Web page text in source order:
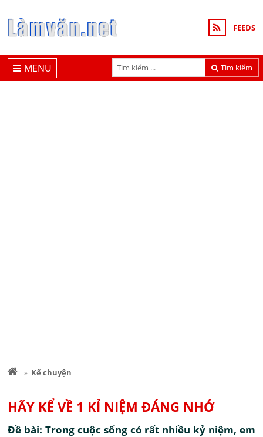
FEEDS
Tìm kiếm
MENU
Kể chuyện
HÃY KỂ VỀ 1 KỈ NIỆM ĐÁNG NHỚ
Đề bài: Trong cuộc sống có rất nhiều kỷ niệm, em